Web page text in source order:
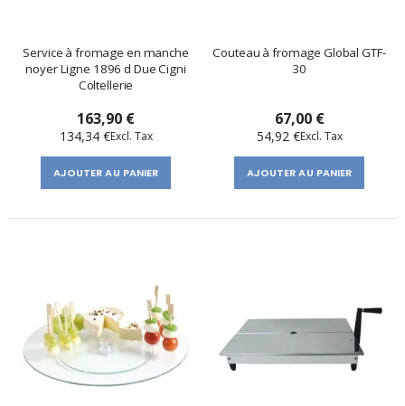
Service à fromage en manche
noyer Ligne 1896 d Due Cigni
Coltellerie
163,90 €
134,34 €
AJOUTER AU PANIER
Couteau à fromage Global GTF-
30
67,00 €
54,92 €
AJOUTER AU PANIER